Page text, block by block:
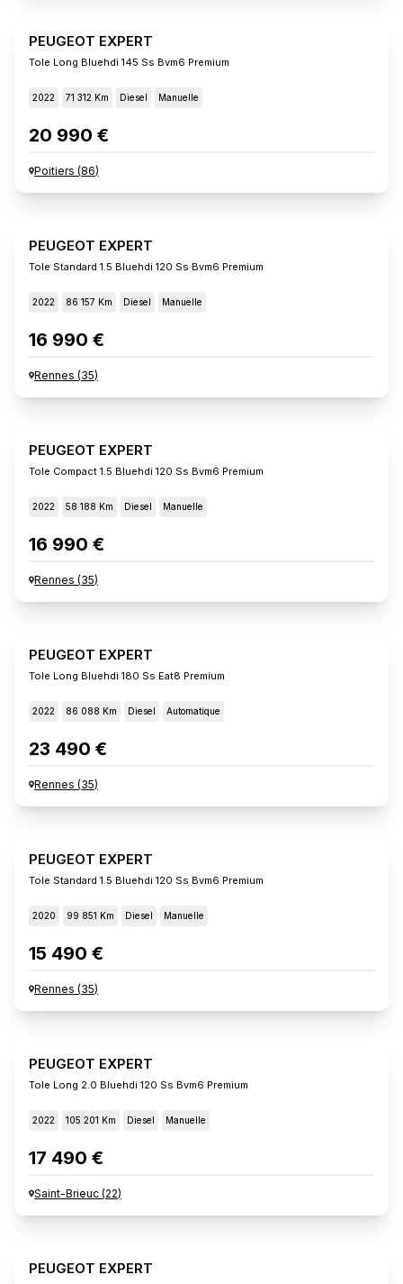
PEUGEOT EXPERT
Tole Long Bluehdi 145 Ss Bvm6 Premium
2022 71 312 Km Diesel Manuelle
20 990 €
Poitiers (86)
PEUGEOT EXPERT
Tole Standard 1.5 Bluehdi 120 Ss Bvm6 Premium
2022 86 157 Km Diesel Manuelle
16 990 €
Rennes (35)
PEUGEOT EXPERT
Tole Compact 1.5 Bluehdi 120 Ss Bvm6 Premium
2022 58 188 Km Diesel Manuelle
16 990 €
Rennes (35)
PEUGEOT EXPERT
Tole Long Bluehdi 180 Ss Eat8 Premium
2022 86 088 Km Diesel Automatique
23 490 €
Rennes (35)
PEUGEOT EXPERT
Tole Standard 1.5 Bluehdi 120 Ss Bvm6 Premium
2020 99 851 Km Diesel Manuelle
15 490 €
Rennes (35)
PEUGEOT EXPERT
Tole Long 2.0 Bluehdi 120 Ss Bvm6 Premium
2022 105 201 Km Diesel Manuelle
17 490 €
Saint-Brieuc (22)
PEUGEOT EXPERT